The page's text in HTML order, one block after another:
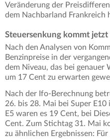
Veränderung der
dem Nachbarland Frankreich
Steuersenkung kommt
Nach den Analysen von
Benzinpreise in der
dem Niveau, das bei genauer
um 17 Cent zu erwarten
Nach der Ifo-Berechnung
26. bis 28. Mai bei Super
E5 waren es 19 Cent, bei
Cent. Zum Stichtag 31. Mai
zu ähnlichen Ergebnissen: